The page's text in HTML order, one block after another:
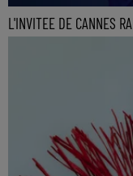
L'INVITEE DE CANNES